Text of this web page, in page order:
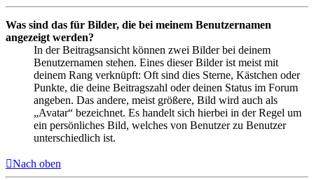
Was sind das für Bilder, die bei meinem Benutzernamen
angezeigt werden?
In der Beitragsansicht können zwei Bilder bei deinem
Benutzernamen stehen. Eines dieser Bilder ist meist mit
deinem Rang verknüpft: Oft sind dies Sterne, Kästchen oder
Punkte, die deine Beitragszahl oder deinen Status im Forum
angeben. Das andere, meist größere, Bild wird auch als
„Avatar“ bezeichnet. Es handelt sich hierbei in der Regel um
ein persönliches Bild, welches von Benutzer zu Benutzer
unterschiedlich ist.
Nach oben